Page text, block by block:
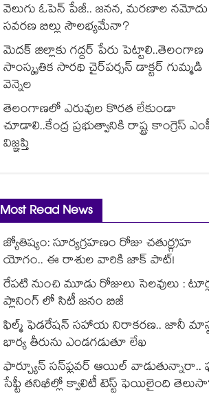
వెలుగు ఓపెన్ పేజీ.. జనన, మరణాల నమోదు
సవరణ బిల్లు సౌలభ్యమేనా?
మెదక్ జిల్లాకు గద్దర్ పేరు పెట్టాలి..తెలంగాణ
సాంస్కృతిక సారథి చైర్‌‌పర్సన్ డాక్టర్ గుమ్మడి
వెన్నెల
తెలంగాణలో ఎరువుల కొరత లేకుండా
చూడాలి..కేంద్ర ప్రభుత్వానికి రాష్ట్ర కాంగ్రెస్
విజ్ఞప్తి
Most Read News
జ్యోతిష్యం: సూర్యగ్రహణం రోజు చతుర్గ్రహ
యోగం.. ఈ రాశుల వారికి జాక్ పాట్!
రేపటి నుంచి మూడు రోజులు సెలవులు :
ప్లానింగ్ లో సిటీ జనం బిజీ
ఫిల్మ్ ఫెడరేషన్ సహాయ నిరాకరణ.. జానీ
భార్య తీరును ఎండగడుతూ లేఖ
ఫార్చ్యూన్ సన్‌ఫ్లవర్ ఆయిల్ వాడుతున్నారా..
సేఫ్టీ తనిఖీల్లో క్వాలిటీ టెస్ట్ ఫెయిలైంది